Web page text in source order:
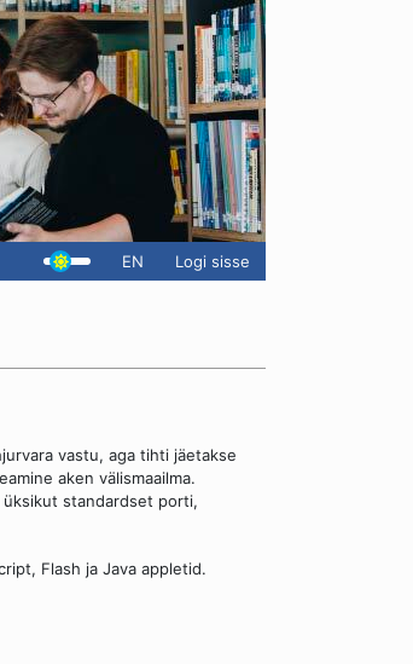
EN Logi sisse
vastu, aga tihti jäetakse
aken välismaailma.
standardset porti,
Flash ja Java appletid.